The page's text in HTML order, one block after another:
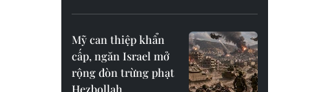
Mỹ can thiệp khẩn
cấp, ngăn Israel mở
rộng đòn trừng phạt
Hezbollah